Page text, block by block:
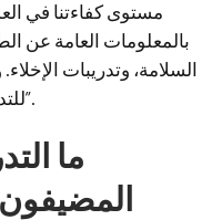
مستوى كفاءتنا في
بالمعلومات العامة عن
للتدرب على الخدمات المقدمة للركاب”.
المضيفون